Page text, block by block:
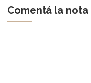
Comentá la nota